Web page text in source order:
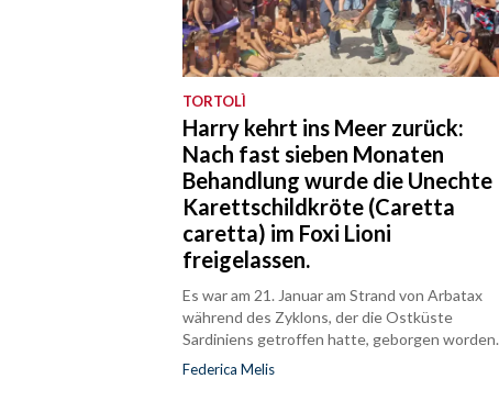
TORTOLÌ
Harry kehrt ins Meer zurück:
Nach fast sieben Monaten
Behandlung wurde die Unechte
Karettschildkröte (Caretta
caretta) im Foxi Lioni
freigelassen.
Es war am 21. Januar am Strand von Arbatax
während des Zyklons, der die Ostküste
Sardiniens getroffen hatte, geborgen worden.
Federica Melis